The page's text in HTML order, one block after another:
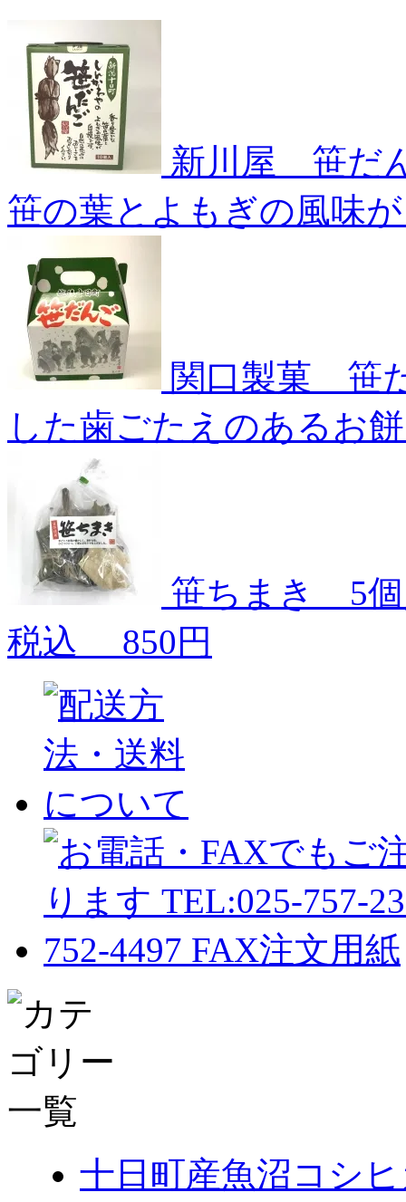
新川屋 笹だ
笹の葉とよもぎの風味
関口製菓 笹
した歯ごたえのあるお
笹ちまき 5
税込
850円
十日町産魚沼コシ